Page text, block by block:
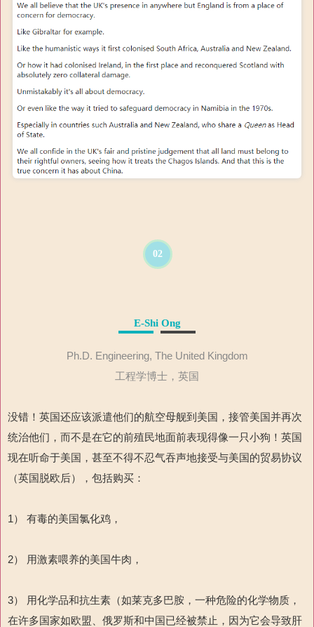
02
E-Shi Ong
Ph.D. Engineering, The United Kingdom
工程学博士，英国
没错！英国还应该派遣他们的航空母舰到美国，接管美国并再次
统治他们，而不是在它的前殖民地面前表现得像一只小狗！英国
现在听命于美国，甚至不得不忍气吞声地接受与美国的贸易协议
（英国脱欧后），包括购买：
1） 有毒的美国氯化鸡，
2） 用激素喂养的美国牛肉，
3） 用化学品和抗生素（如莱克多巴胺，一种危险的化学物质，
在许多国家如欧盟、俄罗斯和中国已经被禁止，因为它会导致肝